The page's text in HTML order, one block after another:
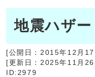
地震ハザ
[公開日： 2015年12月17
[更新日： 2025年11月26
ID:2979